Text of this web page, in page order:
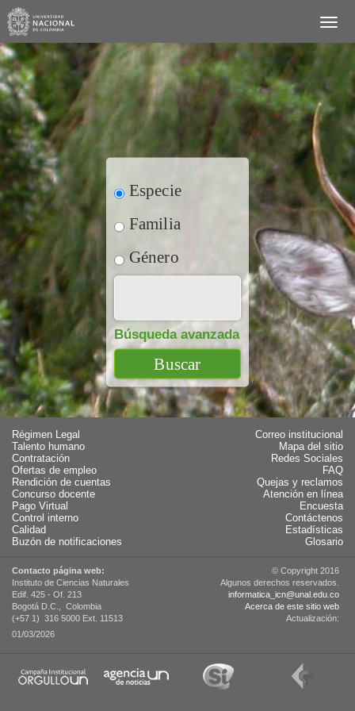
Especie
Familia
Género
Búsqueda avanzada
Régimen Legal
Talento humano
Contratación
Ofertas de empleo
Rendición de cuentas
Concurso docente
Pago Virtual
Control interno
Calidad
Buzón de notificaciones
Correo institucional
Mapa del sitio
Redes Sociales
FAQ
Quejas y reclamos
Atención en línea
Encuesta
Contáctenos
Estadísticas
Glosario
Contacto página web:
Instituto de Ciencias Naturales
Edif. 425 - Of. 213
Bogotá D.C., Colombia
(+57 1) 316 5000 Ext. 11513
© Copyright 2016
Algunos derechos reservados.
informatica_icn@unal.edu.co
Acerca de este sitio web
Actualización:
01/03/2026